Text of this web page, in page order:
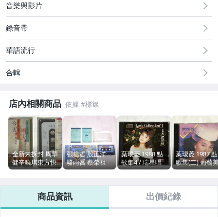
音樂與影片
錄音帶
華語流行
合輯
店內相關商品
全新未拆封 周華
健辛曉琪東方快
車殷正洋 1991
新聞局 台灣版
錄音帶 卡帶 授
權專用 非賣品
張信哲 殷正洋
駱雨喬 蔡榮祖
蕭言中 1990 21
企業活動紀念專
輯 / 滾石唱片 台
灣版 錄音帶 卡
帶 磁帶 / 附兩張
葉璦菱 1988 點
歌集4 / 瑞星唱
片 日壓盤 MT
專輯 CD 無IFPI
葉璦菱 1987 點
歌集(二) 葡萄
酒 / 瑞星唱片
Made in Japan
無IFPI 附歌詞
商品資訊 出價紀錄